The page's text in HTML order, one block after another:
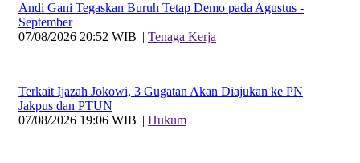
Andi Gani Tegaskan Buruh Tetap Demo pada Agustus -
September
07/08/2026 20:52 WIB || Tenaga Kerja
Terkait Ijazah Jokowi, 3 Gugatan Akan Diajukan ke PN
Jakpus dan PTUN
07/08/2026 19:06 WIB || Hukum